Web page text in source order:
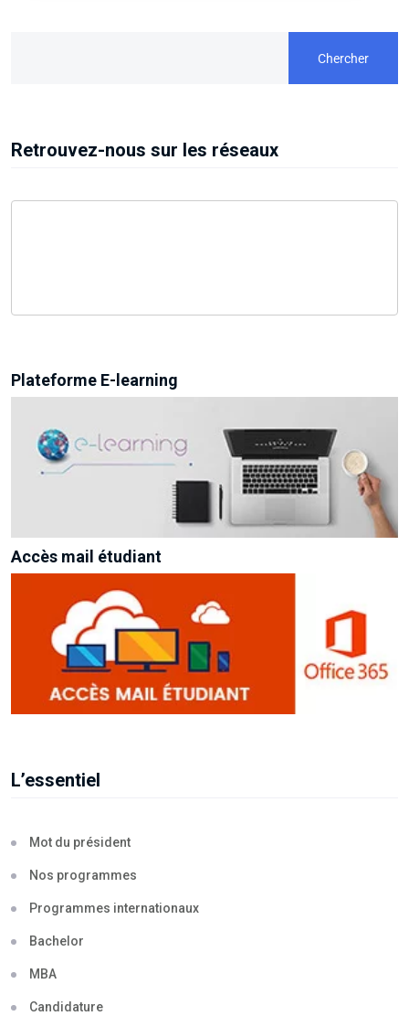
Chercher
Retrouvez-nous sur les réseaux
Plateforme E-learning
Accès mail étudiant
L’essentiel
Mot du président
Nos programmes
Programmes internationaux
Bachelor
MBA
Candidature